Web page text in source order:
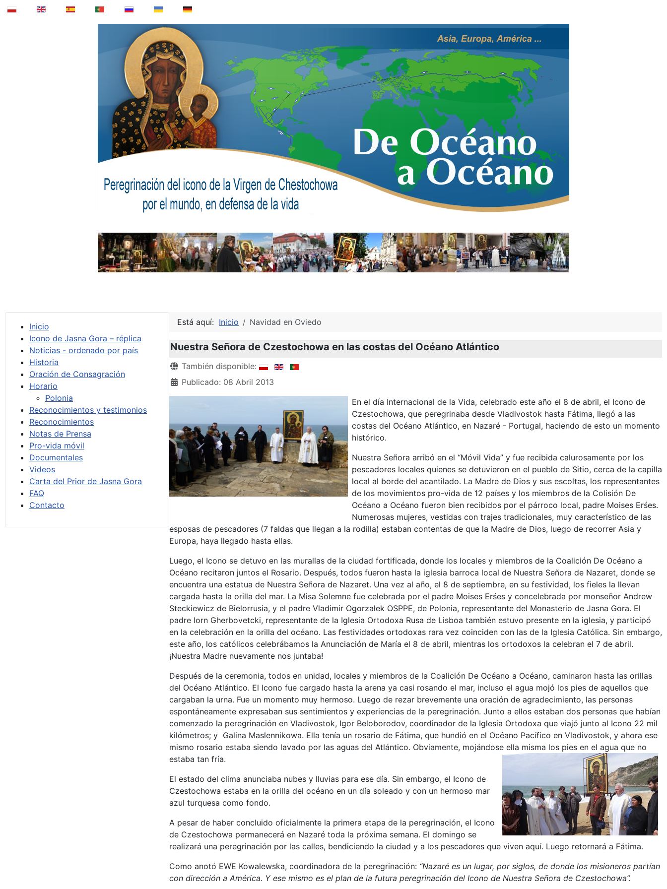
Inicio
Icono de Jasna Gora – réplica
Noticias - ordenado por país
Historia
Oración de Consagración
Horario
Polonia
Reconocimientos y testimonios
Reconocimientos
Notas de Prensa
Pro-vida móvil
Documentales
Videos
Carta del Prior de Jasna Gora
FAQ
Contacto
Está aquí: Inicio Navidad en Oviedo
Nuestra Señora de Czestochowa en las costas del Océano Atlántico
Detalles
También disponible:
Publicado: 08 Abril 2013
En el día Internacional de la Vida, celebrado este año el 8 de abril, el Icono de
Czestochowa, que peregrinaba desde Vladivostok hasta Fátima, llegó a las
costas del Océano Atlántico, en Nazaré - Portugal, haciendo de esto un momento
histórico.
Nuestra Señora arribó en el “Móvil Vida” y fue recibida calurosamente por los
pescadores locales quienes se detuvieron en el pueblo de Sitio, cerca de la capilla
local al borde del acantilado. La Madre de Dios y sus escoltas, los representantes
de los movimientos pro-vida de 12 países y los miembros de la Colisión De
Océano a Océano fueron bien recibidos por el párroco local, padre Moises Erśes.
Numerosas mujeres, vestidas con trajes tradicionales, muy característico de las
esposas de pescadores (7 faldas que llegan a la rodilla) estaban contentas de que la Madre de Dios, luego de recorrer Asia y
Europa, haya llegado hasta ellas.
Luego, el Icono se detuvo en las murallas de la ciudad fortificada, donde los locales y miembros de la Coalición De Océano a
Océano recitaron juntos el Rosario. Después, todos fueron hasta la iglesia barroca local de Nuestra Señora de Nazaret, donde se
encuentra una estatua de Nuestra Señora de Nazaret. Una vez al año, el 8 de septiembre, en su festividad, los fieles la llevan
cargada hasta la orilla del mar. La Misa Solemne fue celebrada por el padre Moises Erśes y concelebrada por monseñor Andrew
Steckiewicz de Bielorrusia, y el padre Vladimir Ogorzałek OSPPE, de Polonia, representante del Monasterio de Jasna Gora. El
padre Iorn Gherbovetcki, representante de la Iglesia Ortodoxa Rusa de Lisboa también estuvo presente en la iglesia, y participó
en la celebración en la orilla del océano. Las festividades ortodoxas rara vez coinciden con las de la Iglesia Católica. Sin embargo,
este año, los católicos celebrábamos la Anunciación de María el 8 de abril, mientras los ortodoxos la celebran el 7 de abril.
¡Nuestra Madre nuevamente nos juntaba!
Después de la ceremonia, todos en unidad, locales y miembros de la Coalición De Océano a Océano, caminaron hasta las orillas
del Océano Atlántico. El Icono fue cargado hasta la arena ya casi rosando el mar, incluso el agua mojó los pies de aquellos que
cargaban la urna. Fue un momento muy hermoso. Luego de rezar brevemente una oración de agradecimiento, las personas
espontáneamente expresaban sus sentimientos y experiencias de la peregrinación. Junto a ellos estaban dos personas que habían
comenzado la peregrinación en Vladivostok, Igor Beloborodov, coordinador de la Iglesia Ortodoxa que viajó junto al Icono 22 mil
kilómetros; y Galina Maslennikowa. Ella tenía un rosario de Fátima, que hundió en el Océano Pacífico en Vladivostok, y ahora ese
mismo rosario estaba siendo lavado por las aguas del Atlántico. Obviamente, mojándose ella misma los pies en el agua que no
estaba tan fría.
El estado del clima anunciaba nubes y lluvias para ese día. Sin embargo, el Icono de
Czestochowa estaba en la orilla del océano en un día soleado y con un hermoso mar
azul turquesa como fondo.
A pesar de haber concluido oficialmente la primera etapa de la peregrinación, el Icono
de Czestochowa permanecerá en Nazaré toda la próxima semana. El domingo se
realizará una peregrinación por las calles, bendiciendo la ciudad y a los pescadores que viven aquí. Luego retornará a Fátima.
Como anotó EWE Kowalewska, coordinadora de la peregrinación: “Nazaré es un lugar, por siglos, de donde los misioneros partían
con dirección a América. Y ese mismo es el plan de la futura peregrinación del Icono de Nuestra Señora de Czestochowa”.